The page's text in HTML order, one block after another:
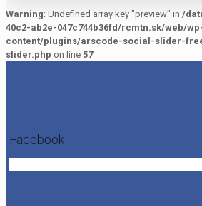
Warning: Undefined array key "preview" in /
40c2-ab2e-047c744b36fd/rcmtn.sk/web/
content/plugins/arscode-social-slider-
slider.php on line 57
Facebook